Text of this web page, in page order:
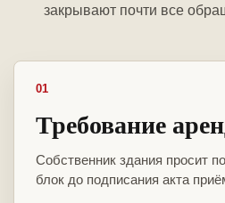
закрывают почти все
01
Требование
Собственник здания просит
блок до подписания акта